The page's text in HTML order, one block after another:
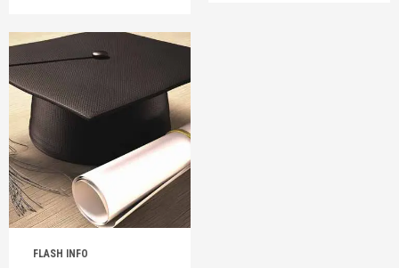
FLASH INFO